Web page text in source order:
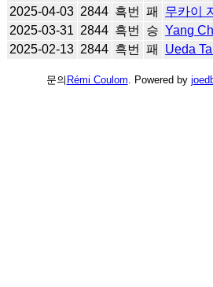
2025-04-03 2844 흑번 패 무카이
2025-03-31 2844 흑번 승 Yang
2025-02-13 2844 흑번 패 Ueda
문의 Rémi Coulom . Powered by